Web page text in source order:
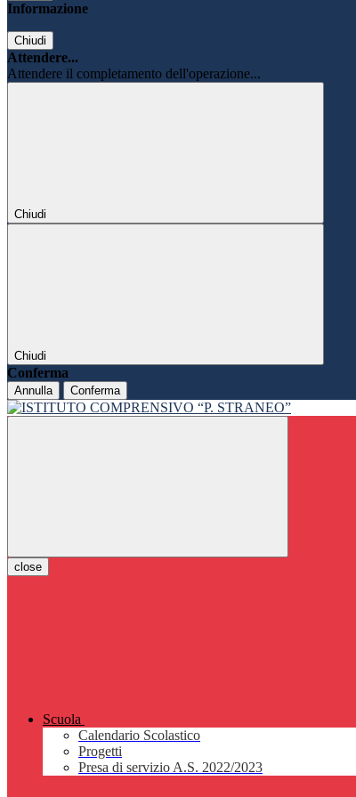
Informazione
Chiudi
Attendere...
Attendere il completamento dell'operazione...
Chiudi
Chiudi
Conferma
Annulla Conferma
close
Scuola
Calendario Scolastico
Progetti
Presa di servizio A.S. 2022/2023